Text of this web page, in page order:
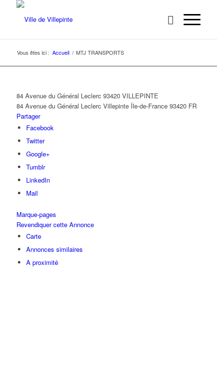
Vous êtes ici : Accueil / MTJ TRANSPORTS
84 Avenue du Général Leclerc 93420 VILLEPINTE
84 Avenue du Général Leclerc Villepinte Île-de-France 93420 FR
Partager
Facebook
Twitter
Google+
Tumblr
LinkedIn
Mail
Marque-pages
Revendiquer cette Annonce
Carte
Annonces similaires
A proximité